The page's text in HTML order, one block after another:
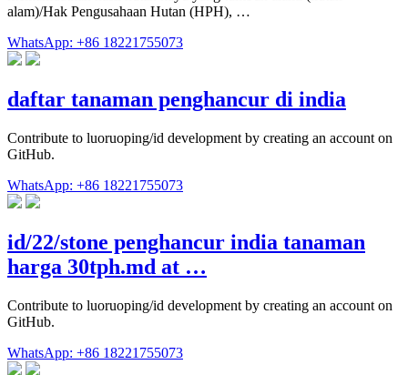
alam)/Hak Pengusahaan Hutan (HPH), …
WhatsApp: +86 18221755073
daftar tanaman penghancur di india
Contribute to luoruoping/id development by creating an account on
GitHub.
WhatsApp: +86 18221755073
id/22/stone penghancur india tanaman
harga 30tph.md at …
Contribute to luoruoping/id development by creating an account on
GitHub.
WhatsApp: +86 18221755073